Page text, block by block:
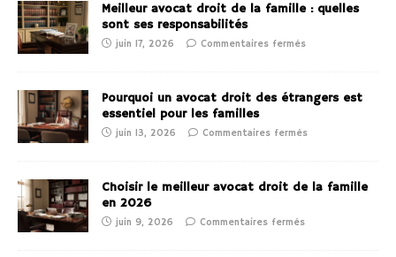
Meilleur avocat droit de la famille : quelles
sont ses responsabilités
juin 17, 2026 Commentaires fermés
Pourquoi un avocat droit des étrangers est
essentiel pour les familles
juin 13, 2026 Commentaires fermés
Choisir le meilleur avocat droit de la famille
en 2026
juin 9, 2026 Commentaires fermés